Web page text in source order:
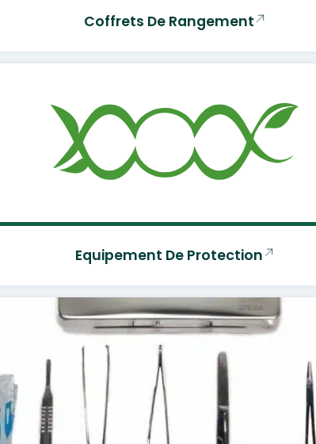
Coffrets De Rangement
Equipement De Protection